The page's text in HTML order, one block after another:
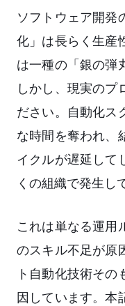
ソフトウェア開発
化」は長らく生産
は一種の「銀の弾
しかし、現実のプ
ださい。自動化ス
な時間を奪われ、
イクルが遅延して
くの組織で発生し
これは単なる運用
のスキル不足が原
ト自動化技術その
因しています。本